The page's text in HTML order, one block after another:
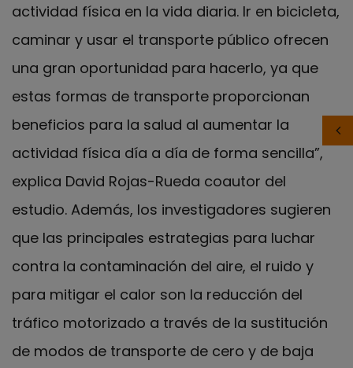
actividad física en la vida diaria. Ir en bicicleta,
caminar y usar el transporte público ofrecen
una gran oportunidad para hacerlo, ya que
estas formas de transporte proporcionan
beneficios para la salud al aumentar la
actividad física día a día de forma sencilla”,
explica David Rojas-Rueda coautor del
estudio. Además, los investigadores sugieren
que las principales estrategias para luchar
contra la contaminación del aire, el ruido y
para mitigar el calor son la reducción del
tráfico motorizado a través de la sustitución
de modos de transporte de cero y de baja